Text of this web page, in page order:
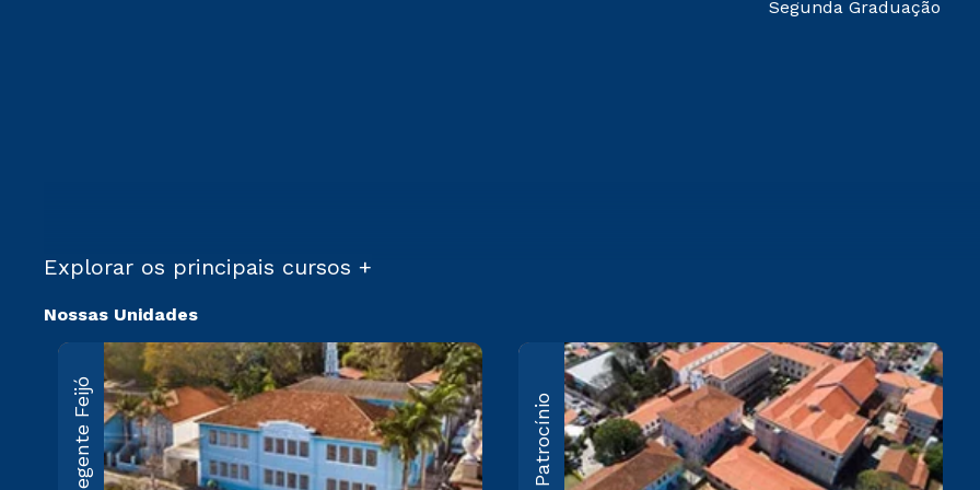
Segunda Graduação
Explorar os principais cursos +
Nossas Unidades
Regente Feijó
Regente Feijó
Praça Regente Feijó, 181
Centro - Itu/SP CEP 13300-
Saiba mais
Patrocínio